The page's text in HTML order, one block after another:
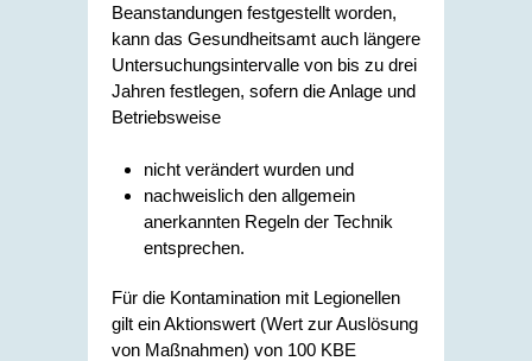
Beanstandungen festgestellt worden,
kann das Gesundheitsamt auch längere
Untersuchungsintervalle von bis zu drei
Jahren festlegen, sofern die Anlage und
Betriebsweise
nicht verändert wurden und
nachweislich den allgemein
anerkannten Regeln der Technik
entsprechen.
Für die Kontamination mit Legionellen
gilt ein Aktionswert (Wert zur Auslösung
von Maßnahmen) von 100 KBE